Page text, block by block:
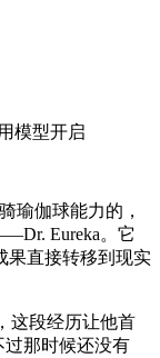
模型开启
瑜伽球能力的，
Eureka。它
果直接转移到现实
这段经历让他首
那时候还没有